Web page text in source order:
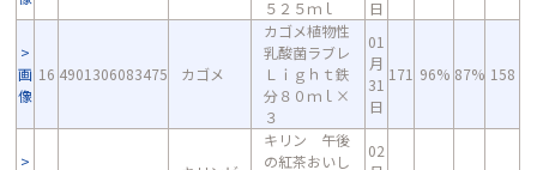
５２５ｍｌ
日
画
像
16 4901306083475 カゴメ
カゴメ植物性
乳酸菌ラブレ
Ｌｉｇｈｔ鉄
分８０ｍｌ×
３
01
月
31
日
171 96% 87% 158
キリン 午後
の紅茶おいし
02